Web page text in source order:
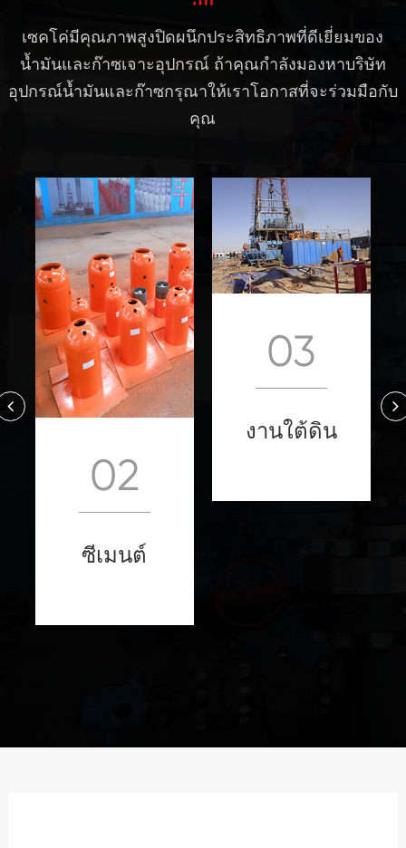
เครื่องมือการ
ประสานพิเศษ
สำหรับการ
ช่วยให้ซับใน
ที่มีอยู่กับซ็อก
เก็ตที่จะขยาย
ลูกสูบที่มีการ
รักษาวาล์ว
บนเสา
เซคโค่มีคุณภาพสูงปิดผนึกประสิทธิภาพที่ดีเยี่ยมของ
น้ำมันและก๊าซเจาะอุปกรณ์ ถ้าคุณกำลังมองหาบริษัท
อุปกรณ์น้ำมันและก๊าซกรุณาให้เราโอกาสที่จะร่วมมือกับ
คุณ
02
ซีเมนต์
03
งานใต้ดิน